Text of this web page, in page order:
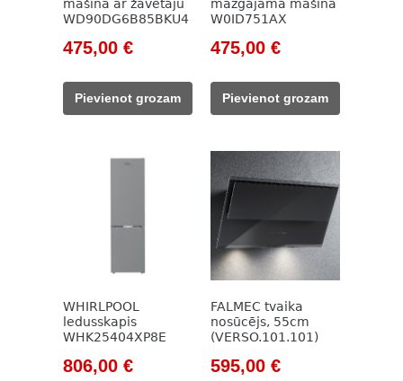
mašīna ar žāvētāju
WD90DG6B85BKU4
Original
was:
712,00 €.
475,00 €Current
475,00 €.
Pievienot grozam
mazgājamā mašīna
W0ID751AX
Original
was:
562,00 €.
475,00 €Current
475,00 €.
Pievienot grozam
WHIRLPOOL
ledusskapis
WHK25404XP8E
Original
806,00 €Current
FALMEC tvaika
nosūcējs, 55cm
(VERSO.101.101)
Original
595,00 €Current